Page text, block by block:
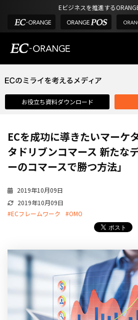
Eビジネスを推進する
選ばれる理由
課題解決例
機能一覧
インフラ環境・サポート
費用
特長
ショッピングモール型 EC
マルチテナント、マルチブランドなど
通販受注対応
ECと通販の連動を可能に
お役立ち資料ダウンロード
ECを成功に導きたいマーケ
タドリブンコマース 新たな
ーのコマースで勝つ方法」
2019年10月09日
2019年10月09日
#ECフレームワーク
#OMO